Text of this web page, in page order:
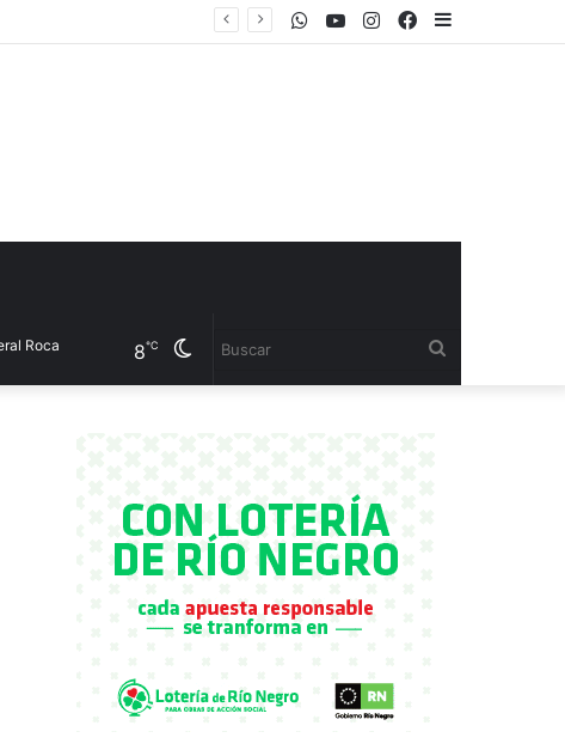
el CET 17 Facebook
Instagram
Youtube
WhatsApp
Cambiar
8℃